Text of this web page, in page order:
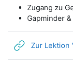
Zugang zu
Gapminder
Zur Lektion